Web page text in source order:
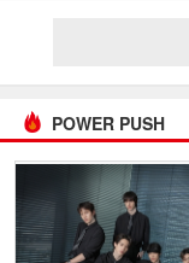
POWER PUSH